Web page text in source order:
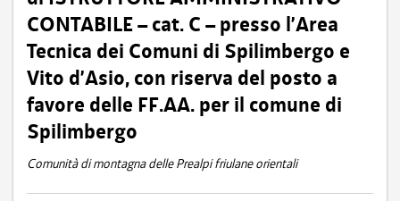
CONTABILE – cat. C – presso l’Area
Tecnica dei Comuni di Spilimbergo e
Vito d’Asio, con riserva del posto a
favore delle FF.AA. per il comune di
Spilimbergo
Comunità di montagna delle Prealpi friulane orientali